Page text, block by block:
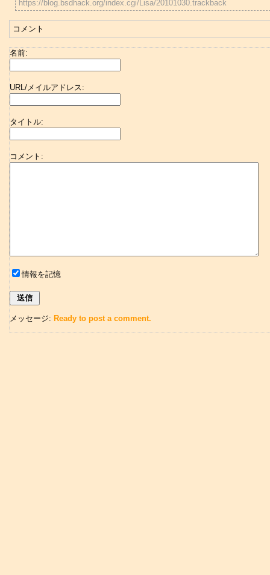
https://blog.bsdhack.org/index.cgi/Lisa/20101030.trackback
コメント
名前:
URL/メイルアドレス:
タイトル:
コメント:
情報を記憶
メッセージ: Ready to post a comment.